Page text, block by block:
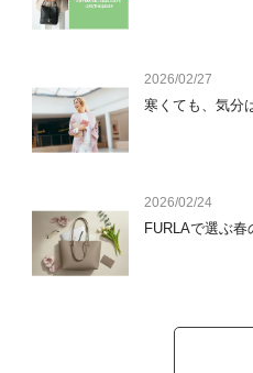
【特別価格☆バッグ・小物編】
レディースはCELINEのきれい
メンズはAPCのパンツが豊富
【特別価格☆アクセサリー・シ
した。
2026/02/27
寒くても、気分
2026/02/24
FURLAで選ぶ